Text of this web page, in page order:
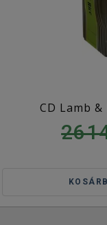
CD Lamb
26